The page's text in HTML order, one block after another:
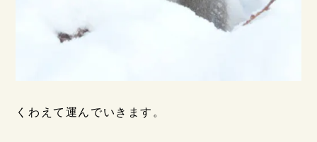
くわえて運んでいきます。